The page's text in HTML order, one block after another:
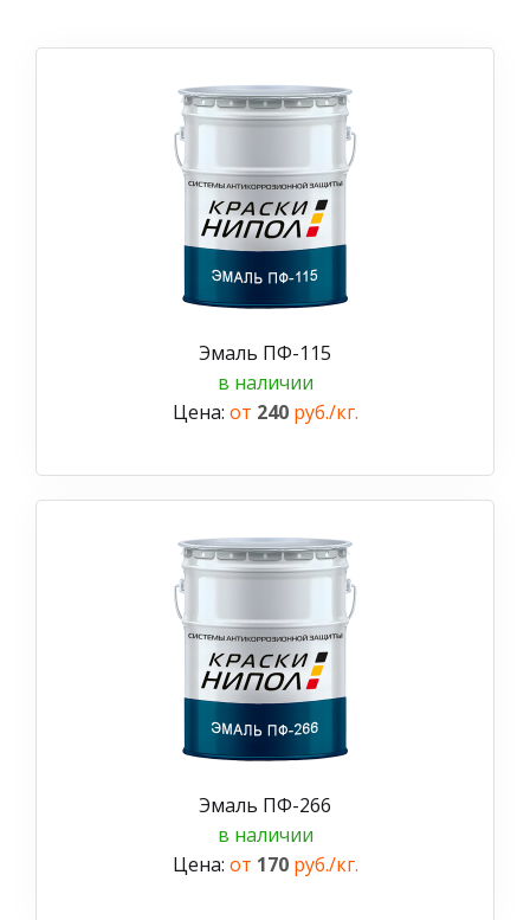
Эмаль ПФ-115
в наличии
Цена: от 240руб./кг.
Эмаль ПФ-266
в наличии
Цена: от 170руб./кг.